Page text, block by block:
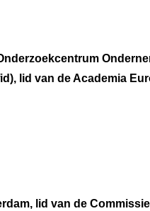
lid van de Academia
lid van de